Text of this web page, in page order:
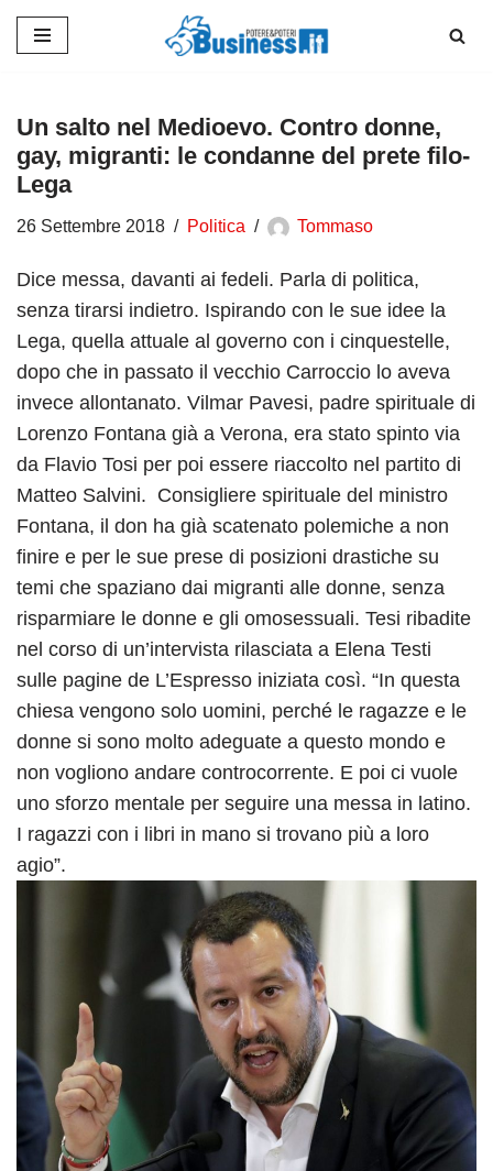
contenuto
Un salto nel Medioevo. Contro donne,
gay, migranti: le condanne del prete filo-
Lega
26 Settembre 2018 Politica Tommaso
Dice messa, davanti ai fedeli. Parla di politica,
senza tirarsi indietro. Ispirando con le sue idee la
Lega, quella attuale al governo con i cinquestelle,
dopo che in passato il vecchio Carroccio lo aveva
invece allontanato. Vilmar Pavesi, padre spirituale di
Lorenzo Fontana già a Verona, era stato spinto via
da Flavio Tosi per poi essere riaccolto nel partito di
Matteo Salvini. Consigliere spirituale del ministro
Fontana, il don ha già scatenato polemiche a non
finire e per le sue prese di posizioni drastiche su
temi che spaziano dai migranti alle donne, senza
risparmiare le donne e gli omosessuali. Tesi ribadite
nel corso di un’intervista rilasciata a Elena Testi
sulle pagine de L’Espresso iniziata così. “In questa
chiesa vengono solo uomini, perché le ragazze e le
donne si sono molto adeguate a questo mondo e
non vogliono andare controcorrente. E poi ci vuole
uno sforzo mentale per seguire una messa in latino.
I ragazzi con i libri in mano si trovano più a loro
agio”.